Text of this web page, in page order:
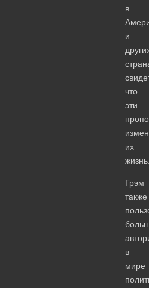
в
и
что
эти
их
Грэм
также
в
мире